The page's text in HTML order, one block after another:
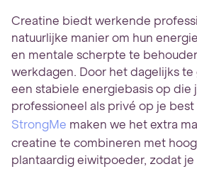
Creatine biedt werkende
natuurlijke manier om hun
en mentale scherpte te
werkdagen. Door het dagelijks
een stabiele energiebasis op die
professioneel als privé op je
StrongMe maken we het extra
creatine te combineren met
plantaardig eiwitpoeder, zodat je